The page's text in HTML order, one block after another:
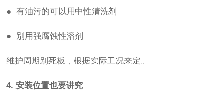
● 有油污的可以用中性清洗剂
● 别用强腐蚀性溶剂
维护周期别死板，根据实际工况来定。
4. 安装位置也要讲究